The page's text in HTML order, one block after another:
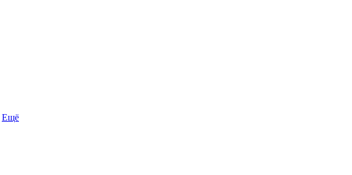
Ещё